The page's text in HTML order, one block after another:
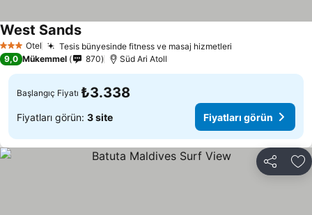
3 YıldızOtel Tesis bünyesinde fitness ve masaj hizmetleri
West SandsFiyatları görün
9,0 Mükemmel 870 Süd Ari Atoll
Başlangıç Fiyatı ₺3.338
Fiyatları görün: 3 site Fiyatları görün
Paylaş